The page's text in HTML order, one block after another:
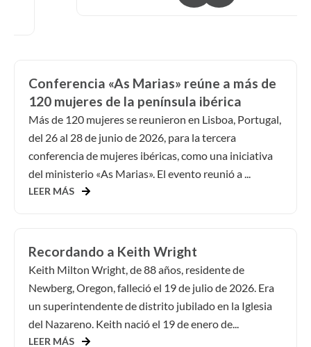
Conferencia «As Marias» reúne a más de
120 mujeres de la península ibérica
Más de 120 mujeres se reunieron en Lisboa, Portugal,
del 26 al 28 de junio de 2026, para la tercera
conferencia de mujeres ibéricas, como una iniciativa
del ministerio «As Marias». El evento reunió a ...
LEER MÁS
Recordando a Keith Wright
Keith Milton Wright, de 88 años, residente de
Newberg, Oregon, falleció el 19 de julio de 2026. Era
un superintendente de distrito jubilado en la Iglesia
del Nazareno. Keith nació el 19 de enero de...
LEER MÁS